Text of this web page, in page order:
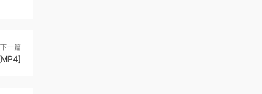
下一篇